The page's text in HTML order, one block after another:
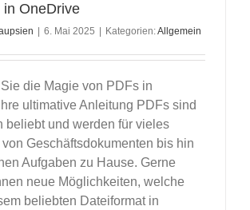
OneDrive
6. Mai 2025 Kategorien:Allgemein
die Magie von PDFs in
ultimative Anleitung PDFs sind
beliebt und werden für vieles
Geschäftsdokumenten bis hin
Aufgaben zu Hause. Gerne
neue Möglichkeiten, welche
beliebten Dateiformat in